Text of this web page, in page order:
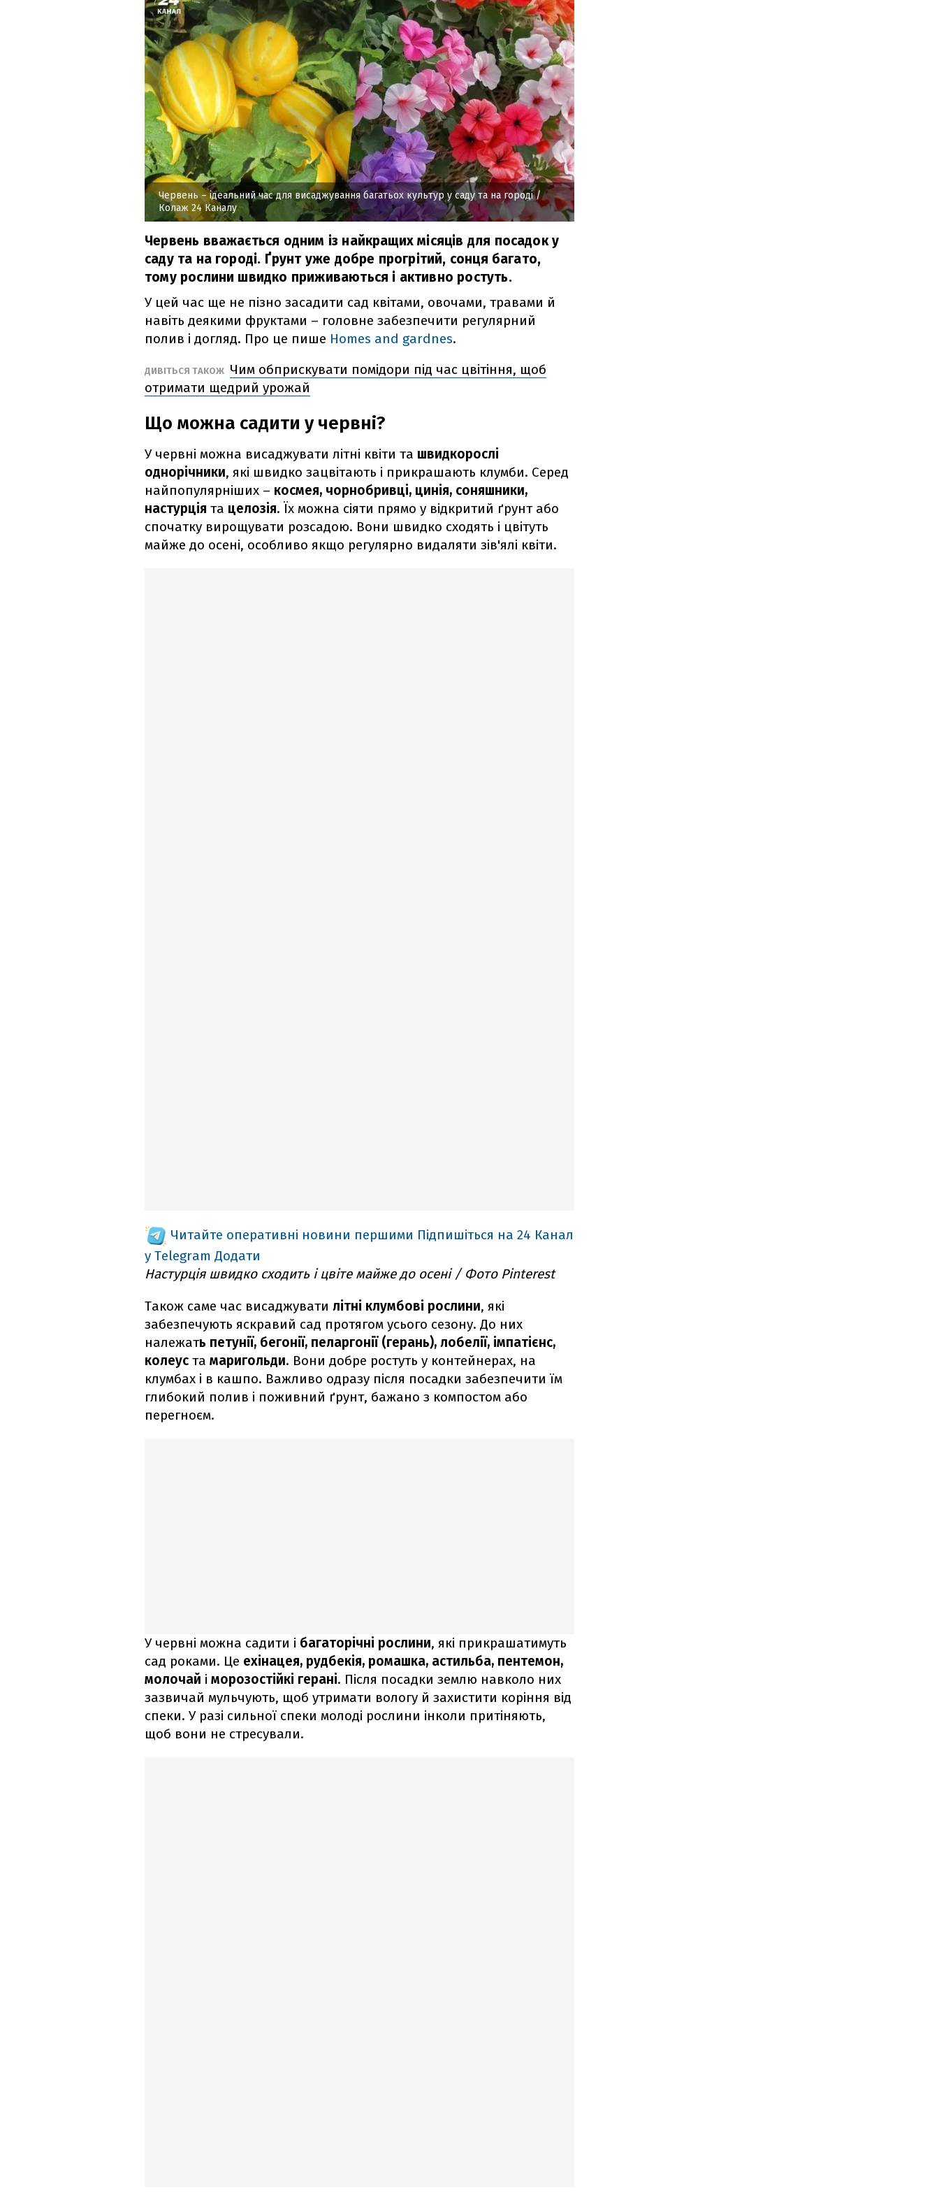
Червень – ідеальний час для висаджування багатьох культур у саду та на городі/
Колаж 24 Каналу
Червень вважається одним із найкращих місяців для посадок у
саду та на городі. Ґрунт уже добре прогрітий, сонця багато,
тому рослини швидко приживаються і активно ростуть.
У цей час ще не пізно засадити сад квітами, овочами, травами й
навіть деякими фруктами – головне забезпечити регулярний
полив і догляд. Про це пише Homes and gardnes.
ДИВІТЬСЯ ТАКОЖ Чим обприскувати помідори під час цвітіння, щоб
отримати щедрий урожай
Що можна садити у червні?
У червні можна висаджувати літні квіти та швидкорослі
однорічники, які швидко зацвітають і прикрашають клумби. Серед
найпопулярніших – космея, чорнобривці, цинія, соняшники,
настурція та целозія. Їх можна сіяти прямо у відкритий ґрунт або
спочатку вирощувати розсадою. Вони швидко сходять і цвітуть
майже до осені, особливо якщо регулярно видаляти зів'ялі квіти.
Читайте оперативні новини першими Підпишіться на 24 Канал
у Telegram Додати
Настурція швидко сходить і цвіте майже до осені / Фото Pinterest
Також саме час висаджувати літні клумбові рослини, які
забезпечують яскравий сад протягом усього сезону. До них
належать петунії, бегонії, пеларгонії (герань), лобелії, імпатієнс,
колеус та маригольди. Вони добре ростуть у контейнерах, на
клумбах і в кашпо. Важливо одразу після посадки забезпечити їм
глибокий полив і поживний ґрунт, бажано з компостом або
перегноєм.
У червні можна садити і багаторічні рослини, які прикрашатимуть
сад роками. Це ехінацея, рудбекія, ромашка, астильба, пентемон,
молочай і морозостійкі герані. Після посадки землю навколо них
зазвичай мульчують, щоб утримати вологу й захистити коріння від
спеки. У разі сильної спеки молоді рослини інколи притіняють,
щоб вони не стресували.